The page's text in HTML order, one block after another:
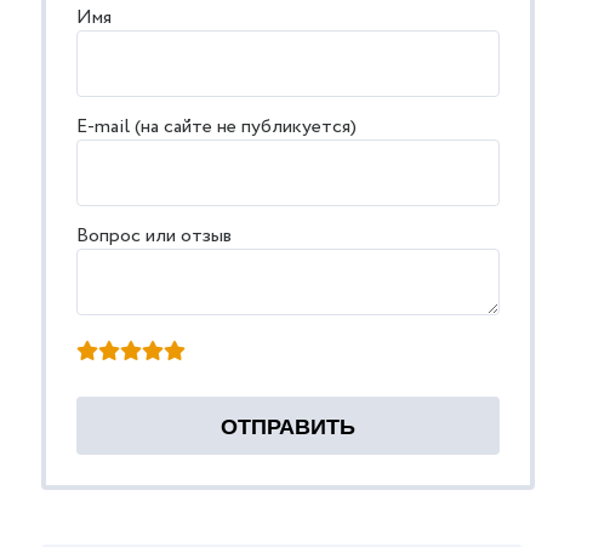
Имя
E-mail (на сайте не публикуется)
Вопрос или отзыв